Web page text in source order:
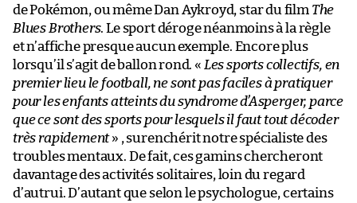
de Pokémon, ou même Dan Aykroyd, star du film The
Blues Brothers. Le sport déroge néanmoins à la règle
et n’affiche presque aucun exemple. Encore plus
lorsqu’il s’agit de ballon rond. « Les sports collectifs, en
premier lieu le football, ne sont pas faciles à pratiquer
pour les enfants atteints du syndrome d’Asperger, parce
que ce sont des sports pour lesquels il faut tout décoder
très rapidement» , surenchérit notre spécialiste des
troubles mentaux. De fait, ces gamins chercheront
davantage des activités solitaires, loin du regard
d’autrui. D’autant que selon le psychologue, certains